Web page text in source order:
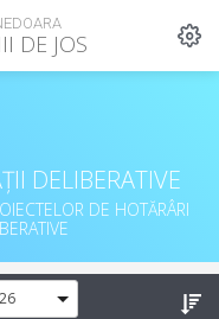
DE JOS
DELIBERATIVE
DE HOTĂRÂRI